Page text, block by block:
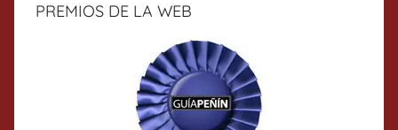
PREMIOS DE LA WEB